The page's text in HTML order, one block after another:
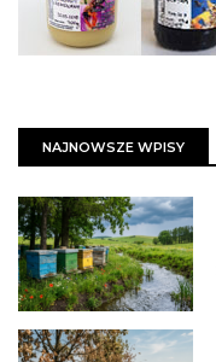
NAJNOWSZE WPISY